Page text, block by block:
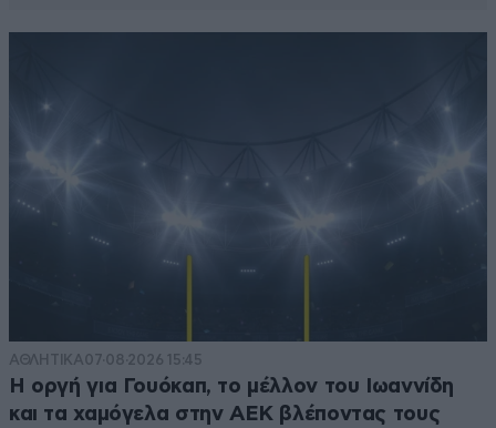
ΑΘΛΗΤΙΚΑ07·08·2026 15:45
Η οργή για Γουόκαπ, το μέλλον του Ιωαννίδη
και τα χαμόγελα στην ΑΕΚ βλέποντας τους